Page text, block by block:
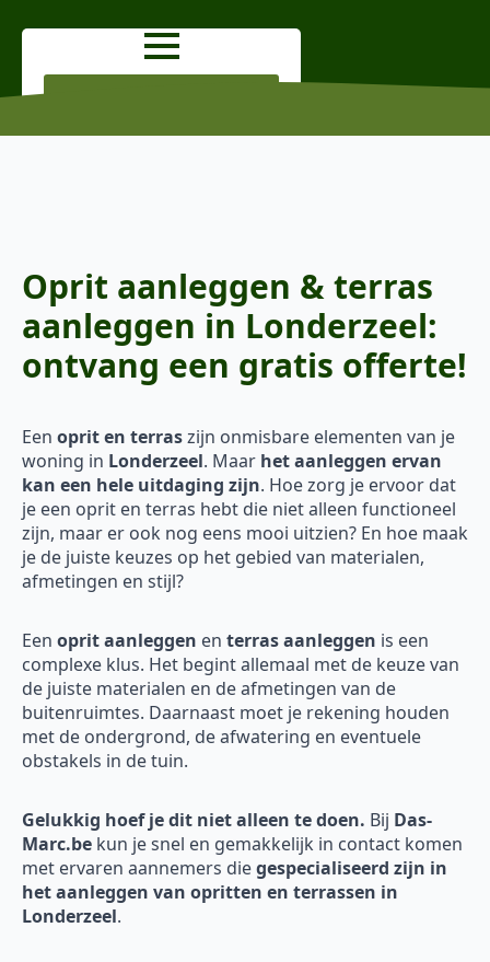
Oprit aanleggen & terras
aanleggen in Londerzeel:
ontvang een gratis offerte!
Een oprit en terraszijn onmisbare elementen van je
woning in Londerzeel. Maar het aanleggen ervan
kan een hele uitdaging zijn. Hoe zorg je ervoor dat
je een oprit en terras hebt die niet alleen functioneel
zijn, maar er ook nog eens mooi uitzien? En hoe maak
je de juiste keuzes op het gebied van materialen,
afmetingen en stijl?
Een oprit aanleggen en terras aanleggen is een
complexe klus. Het begint allemaal met de keuze van
de juiste materialen en de afmetingen van de
buitenruimtes. Daarnaast moet je rekening houden
met de ondergrond, de afwatering en eventuele
obstakels in de tuin.
Gelukkig hoef je dit niet alleen te doen. Bij Das-
Marc.be kun je snel en gemakkelijk in contact komen
met ervaren aannemers diegespecialiseerd zijn in
het aanleggen van opritten en terrassen in
Londerzeel.